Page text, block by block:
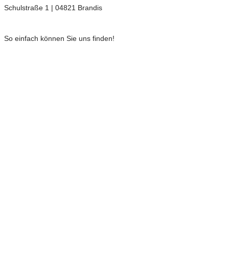
Schulstraße 1 | 04821 Brandis
So einfach können Sie uns finden!